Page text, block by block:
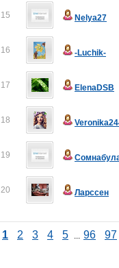
15 Nelya27
16 -Luchik-
17 ElenaDSB
18
19
20 Ларссен
1 2 3 4 5 ... 96 97